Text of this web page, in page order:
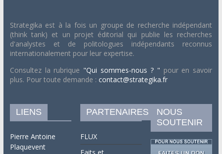
Strategika est à la fois un groupe de recherche indépendant
(think tank) et un projet éditorial qui publie les recherches
d'analystes et de politologues indépendants reconnus
internationalement pour leur expertise.
Consultez la rubrique "Qui sommes-nous ? " pour en savoir
plus. Pour toute demande : contact@strategika.fr
LIENS
Pierre Antoine
Plaquevent
PARTENAIRES
FLUX
NOUS
SOUTENIR